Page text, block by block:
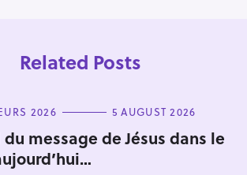
Related Posts
2026 5 AUGUST 2026
du message de Jésus dans le